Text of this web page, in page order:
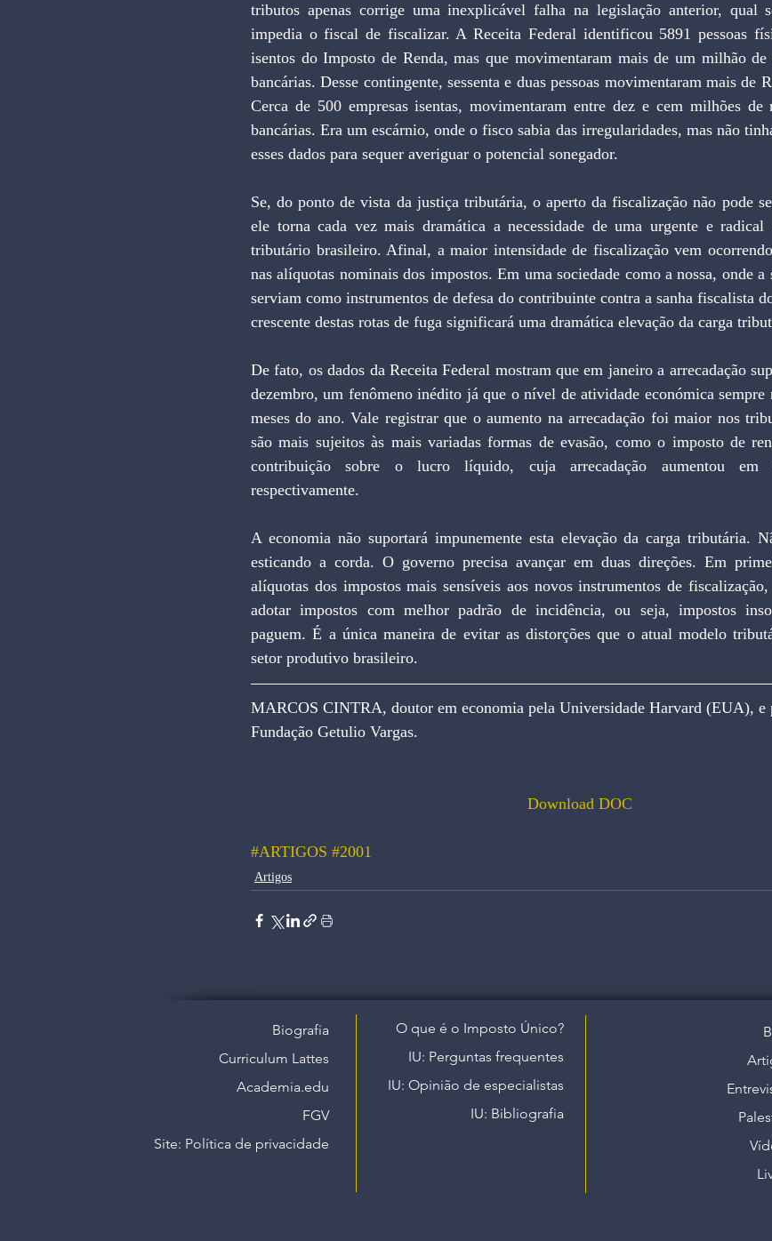
tributos apenas corrige uma inexplicável falha na legislação anterior, qual
impedia o fiscal de fiscalizar. A Receita Federal identificou 5891 pessoas
isentos do Imposto de Renda, mas que movimentaram mais de um milhão de
bancárias. Desse contingente, sessenta e duas pessoas movimentaram mais de
Cerca de 500 empresas isentas, movimentaram entre dez e cem milhões de
bancárias. Era um escárnio, onde o fisco sabia das irregularidades, mas não
esses dados para sequer averiguar o potencial sonegador.
Se, do ponto de vista da justiça tributária, o aperto da fiscalização não pode
ele torna cada vez mais dramática a necessidade de uma urgente e radical
tributário brasileiro. Afinal, a maior intensidade de fiscalização vem
nas alíquotas nominais dos impostos. Em uma sociedade como a nossa, onde a
serviam como instrumentos de defesa do contribuinte contra a sanha fiscalista
crescente destas rotas de fuga significará uma dramática elevação da carga
De fato, os dados da Receita Federal mostram que em janeiro a arrecadação
dezembro, um fenômeno inédito já que o nível de atividade económica sempre
meses do ano. Vale registrar que o aumento na arrecadação foi maior nos
são mais sujeitos às mais variadas formas de evasão, como o imposto de
contribuição sobre o lucro líquido, cuja arrecadação aumentou em
respectivamente.
A economia não suportará impunemente esta elevação da carga tributária.
esticando a corda. O governo precisa avançar em duas direções. Em
alíquotas dos impostos mais sensíveis aos novos instrumentos de
adotar impostos com melhor padrão de incidência, ou seja, impostos
paguem. É a única maneira de evitar as distorções que o atual modelo
setor produtivo brasileiro.
MARCOS CINTRA, doutor em economia pela Universidade Harvard (EUA), e
Fundação Getulio Vargas.
Download DOC
#ARTIGOS #2001
Artigos
Biografia
Curriculum Lattes
Academia.edu
FGV
Site: Política de privacidade​
O que é o Imposto Único?
IU: Perguntas frequentes
IU: Opinião de especialistas
IU: Bibliografia